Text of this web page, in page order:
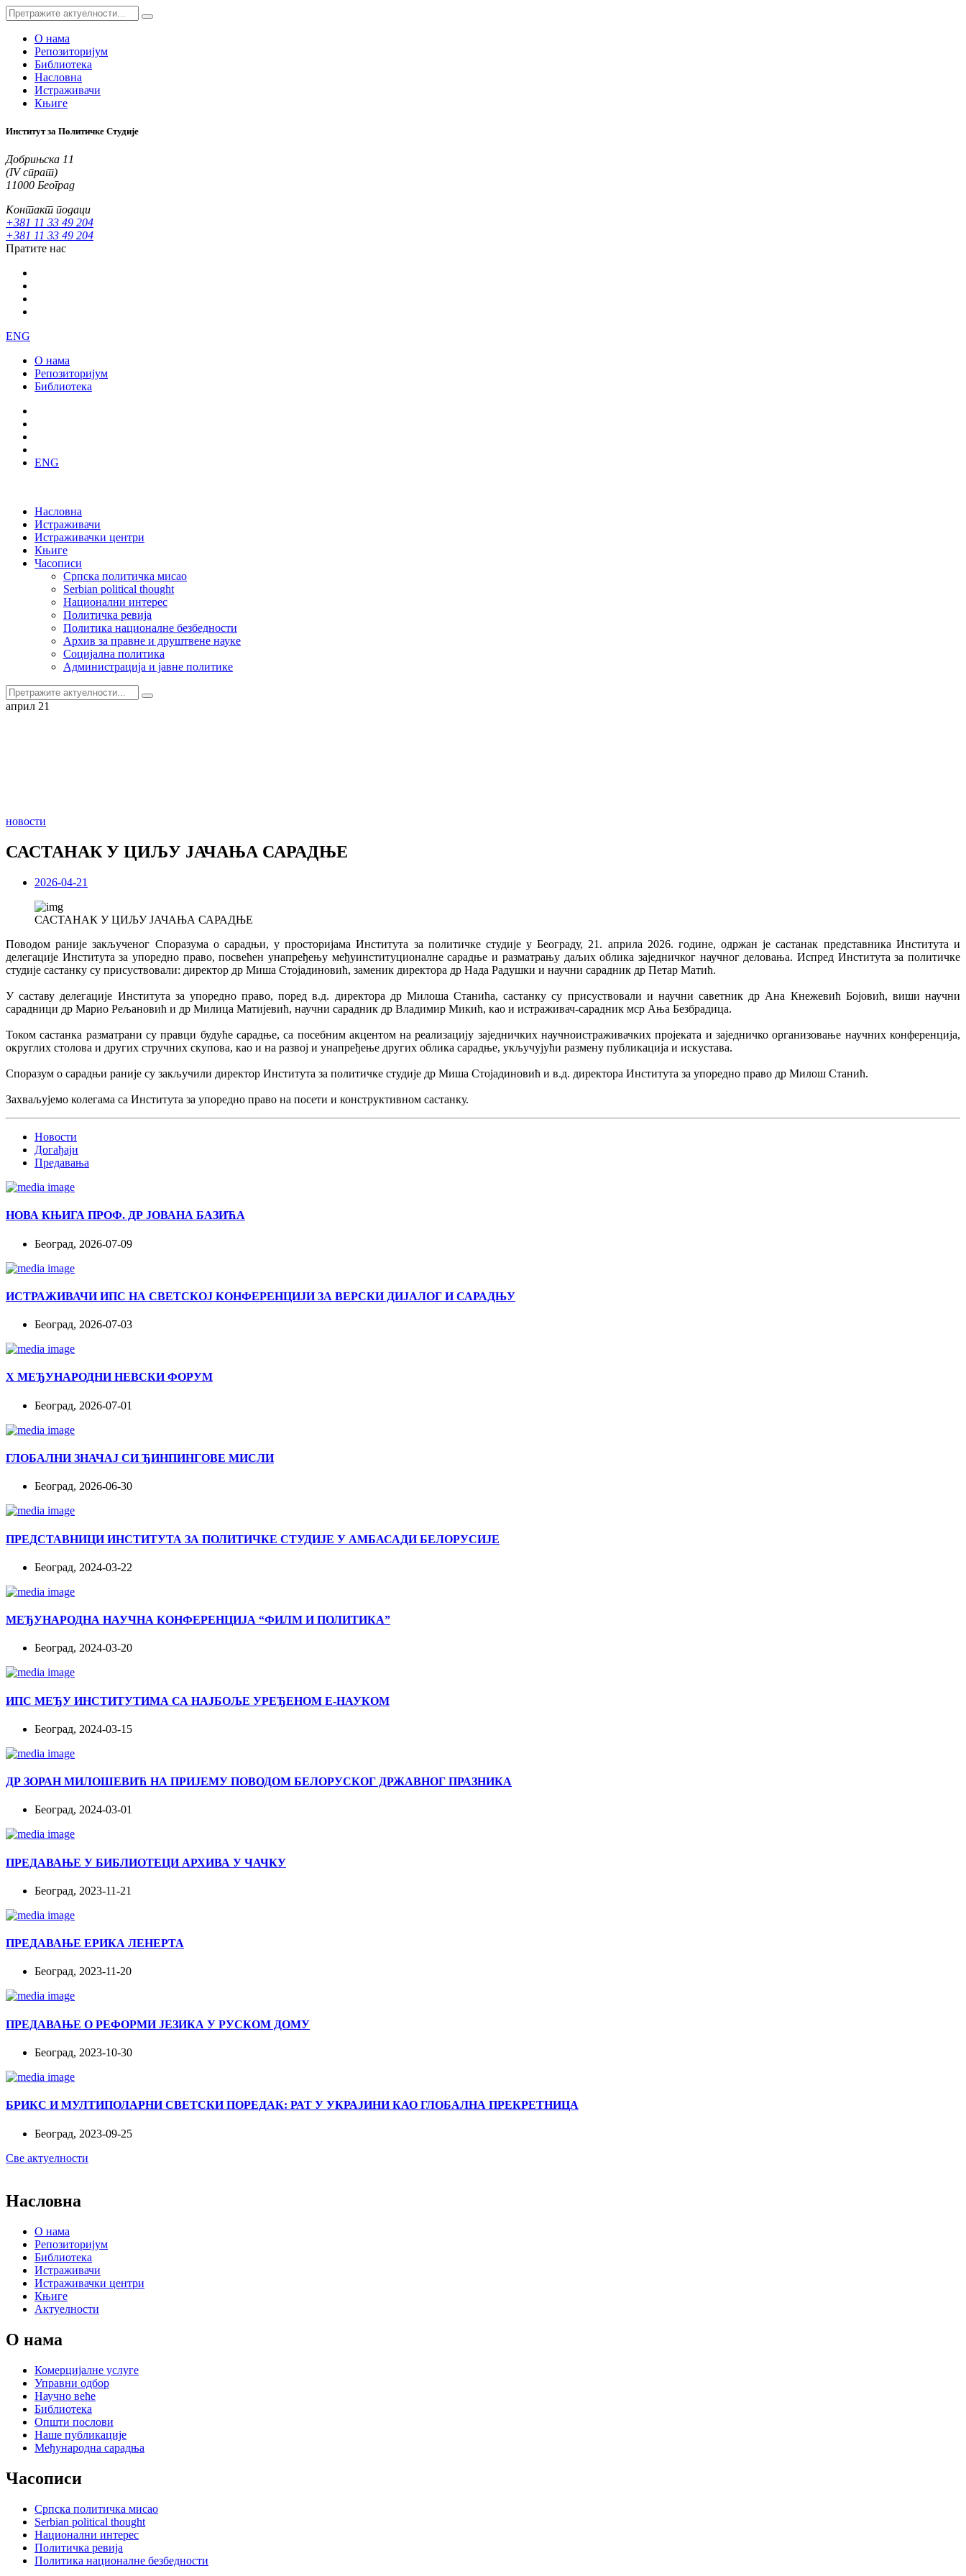
О нама
Репозиторијум
Библиотека
Насловна
Истраживачи
Књиге
Институт за Политичке Студије
Добрињска 11
(IV спрат)
11000 Београд
Контакт подаци
+381 11 33 49 204
+381 11 33 49 204
Пратите нас
ENG
О нама
Репозиторијум
Библиотека
ENG
Насловна
Истраживачи
Истраживачки центри
Књиге
Часописи
Српска политичка мисао
Serbian political thought
Национални интерес
Политичка ревија
Политика националне безбедности
Архив за правне и друштвене науке
Социјална политика
Администрација и јавне политике
април 21
новости
САСТАНАК У ЦИЉУ ЈАЧАЊА САРАДЊЕ
2026-04-21
САСТАНАК У ЦИЉУ ЈАЧАЊА САРАДЊЕ
Поводом раније закљученог Споразума о сарадњи, у просторијама Института за политичке студије у Београду, 21. априла 2026. године, одржан је састанак представника Института и
делегације Института за упоредно право, посвећен унапређењу међуинституционалне сарадње и разматрању даљих облика заједничког научног деловања. Испред Института за политичке
студије састанку су присуствовали: директор др Миша Стојадиновић, заменик директора др Нада Радушки и научни сарадник др Петар Матић.
У саставу делегације Института за упоредно право, поред в.д. директора др Милоша Станића, састанку су присуствовали и научни саветник др Ана Кнежевић Бојовић, виши научни
сарадници др Марио Рељановић и др Милица Матијевић, научни сарадник др Владимир Микић, као и истраживач-сарадник мср Ања Безбрадица.
Током састанка разматрани су правци будуће сарадње, са посебним акцентом на реализацију заједничких научноистраживачких пројеката и заједничко организовање научних конференција,
округлих столова и других стручних скупова, као и на развој и унапређење других облика сарадње, укључујући размену публикација и искустава.
Споразум о сарадњи раније су закључили директор Института за политичке студије др Миша Стојадиновић и в.д. директора Института за упоредно право др Милош Станић.
Захваљујемо колегама са Института за упоредно право на посети и конструктивном састанку.
Новости
Догађаји
Предавања
НОВА КЊИГА ПРОФ. ДР ЈОВАНА БАЗИЋА
Београд, 2026-07-09
ИСТРАЖИВАЧИ ИПС НА СВЕТСКОЈ КОНФЕРЕНЦИЈИ ЗА ВЕРСКИ ДИЈАЛОГ И САРАДЊУ
Београд, 2026-07-03
X МЕЂУНАРОДНИ НЕВСКИ ФОРУМ
Београд, 2026-07-01
ГЛОБАЛНИ ЗНАЧАЈ СИ ЂИНПИНГОВЕ МИСЛИ
Београд, 2026-06-30
ПРЕДСТАВНИЦИ ИНСТИТУТА ЗА ПОЛИТИЧКЕ СТУДИЈЕ У АМБАСАДИ БЕЛОРУСИЈЕ
Београд, 2024-03-22
МЕЂУНАРОДНА НАУЧНА КОНФЕРЕНЦИЈА “ФИЛМ И ПОЛИТИКА”
Београд, 2024-03-20
ИПС МЕЂУ ИНСТИТУТИМА СА НАЈБОЉЕ УРЕЂЕНОМ Е-НАУКОМ
Београд, 2024-03-15
ДР ЗОРАН МИЛОШЕВИЋ НА ПРИЈЕМУ ПОВОДОМ БЕЛОРУСКОГ ДРЖАВНОГ ПРАЗНИКА
Београд, 2024-03-01
ПРЕДАВАЊЕ У БИБЛИОТЕЦИ АРХИВА У ЧАЧКУ
Београд, 2023-11-21
ПРЕДАВАЊЕ ЕРИКА ЛЕНЕРТА
Београд, 2023-11-20
ПРЕДАВАЊЕ О РЕФОРМИ ЈЕЗИКА У РУСКОМ ДОМУ
Београд, 2023-10-30
БРИКС И МУЛТИПОЛАРНИ СВЕТСКИ ПОРЕДАК: РАТ У УКРАЈИНИ КАО ГЛОБАЛНА ПРЕКРЕТНИЦА
Београд, 2023-09-25
Све актуелности
Насловна
О нама
Репозиторијум
Библиотека
Истраживачи
Истраживачки центри
Књиге
Актуелности
О нама
Комерцијалне услуге
Управни одбор
Научно веће
Библиотека
Општи послови
Наше публикације
Међународна сарадња
Часописи
Српска политичка мисао
Serbian political thought
Национални интерес
Политичка ревија
Политика националне безбедности